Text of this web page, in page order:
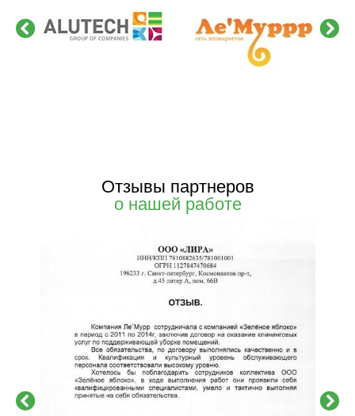
Отзывы партнеров
о нашей работе